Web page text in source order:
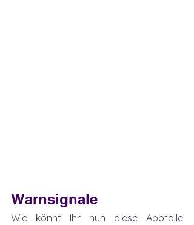
Warnsignale
Wie könnt Ihr nun diese Abofalle